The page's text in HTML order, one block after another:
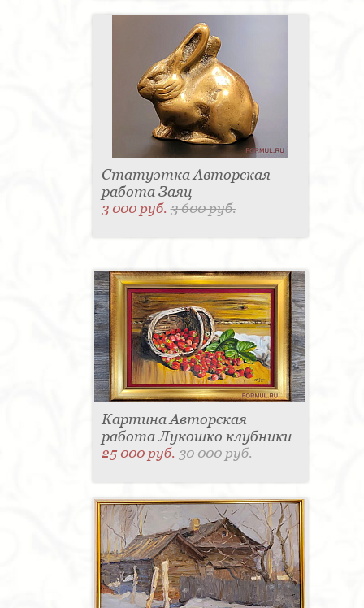
Статуэтка Авторская
работа Заяц
3 000 руб.3 600 руб.
Картина Авторская
работа Лукошко клубники
25 000 руб.30 000 руб.